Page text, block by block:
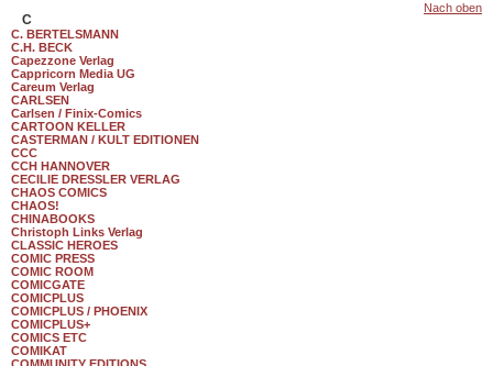
Nach oben
C
C. BERTELSMANN
C.H. BECK
Capezzone Verlag
Cappricorn Media UG
Careum Verlag
CARLSEN
Carlsen / Finix-Comics
CARTOON KELLER
CASTERMAN / KULT EDITIONEN
CCC
CCH HANNOVER
CECILIE DRESSLER VERLAG
CHAOS COMICS
CHAOS!
CHINABOOKS
Christoph Links Verlag
CLASSIC HEROES
COMIC PRESS
COMIC ROOM
COMICGATE
COMICPLUS
COMICPLUS / PHOENIX
COMICPLUS+
COMICS ETC
COMIKAT